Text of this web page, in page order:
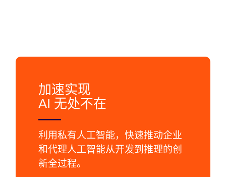
加速实现
AI 无处不在
利用私有人工智能，快速推动企业
和代理人工智能从开发到推理的创
新全过程。